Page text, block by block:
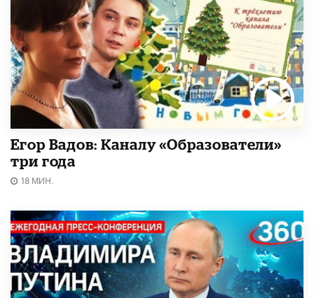
Егор Вадов: Каналу «Образователи»
три года
18 МИН.